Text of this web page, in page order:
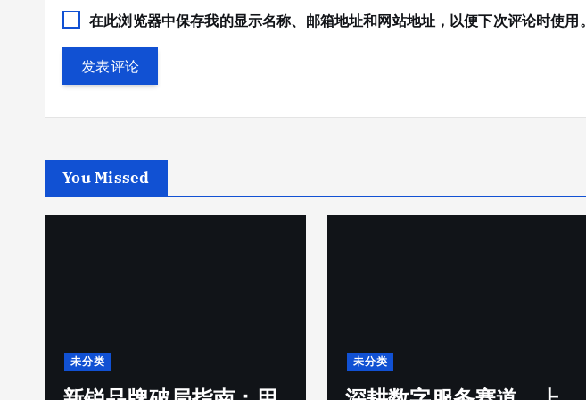
在此浏览器中保存我的显示名称、邮箱地址和网站地址，以便下次评论时使用。
You Missed
未分类 未分类